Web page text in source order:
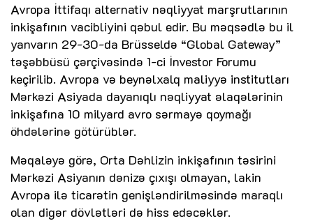
Avropa İttifaqı alternativ nəqliyyat marşrutlarının
inkişafının vacibliyini qəbul edir. Bu məqsədlə bu il
yanvarın 29-30-da Brüsseldə “Global Gateway”
təşəbbüsü çərçivəsində 1-ci İnvestor Forumu
keçirilib. Avropa və beynəlxalq maliyyə institutları
Mərkəzi Asiyada dayanıqlı nəqliyyat əlaqələrinin
inkişafına 10 milyard avro sərmayə qoymağı
öhdələrinə götürüblər.
Məqaləyə görə, Orta Dəhlizin inkişafının təsirini
Mərkəzi Asiyanın dənizə çıxışı olmayan, lakin
Avropa ilə ticarətin genişləndirilməsində maraqlı
olan digər dövlətləri də hiss edəcəklər.